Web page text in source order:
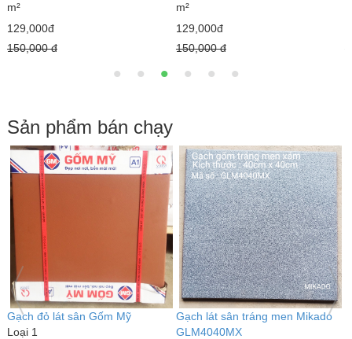
m²
129,000đ
150,000 đ
m²
129,000đ
150,000 đ
Sản phẩm bán chạy
Gạch đỏ lát sân Gốm Mỹ
Loại 1
Gạch lát sân tráng men Mikado
GLM4040MX